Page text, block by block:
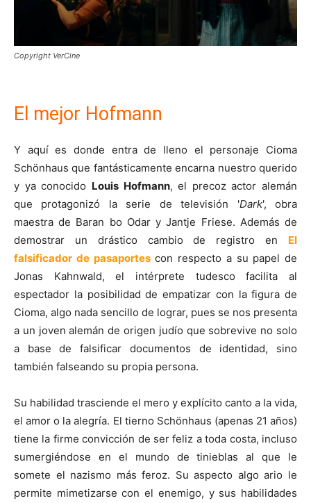
Copyright VerCine
El mejor Hofmann
Y aquí es donde entra de lleno el personaje Cioma
Schönhaus que fantásticamente encarna nuestro querido
y ya conocido Louis Hofmann, el precoz actor alemán
que protagonizó la serie de televisión 'Dark', obra
maestra de Baran bo Odar y Jantje Friese. Además de
demostrar un drástico cambio de registro en El
falsificador de pasaportescon respecto a su papel de
Jonas Kahnwald, el intérprete tudesco facilita al
espectador la posibilidad de empatizar con la figura de
Cioma, algo nada sencillo de lograr, pues se nos presenta
a un joven alemán de origen judío que sobrevive no solo
a base de falsificar documentos de identidad, sino
también falseando su propia persona.
Su habilidad trasciende el mero y explícito canto a la vida,
el amor o la alegría. El tierno Schönhaus (apenas 21 años)
tiene la firme convicción de ser feliz a toda costa, incluso
sumergiéndose en el mundo de tinieblas al que le
somete el nazismo más feroz. Su aspecto algo ario le
permite mimetizarse con el enemigo, y sus habilidades